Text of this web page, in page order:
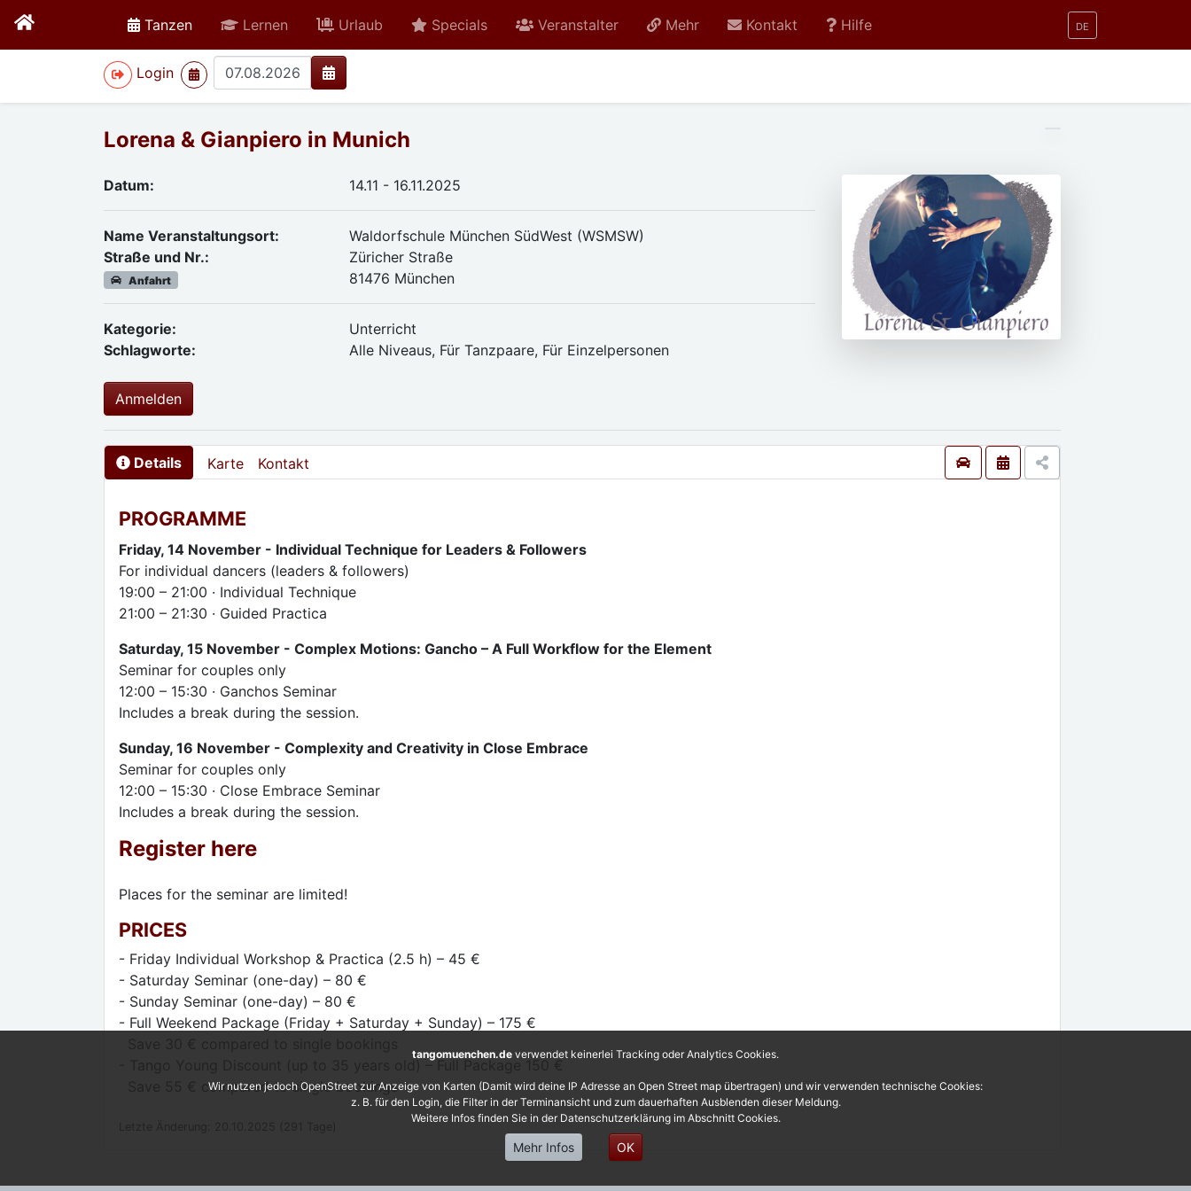
Tanzenactive Lernen Urlaub Specials Veranstalter Mehr Kontakt Hilfe DE
Login
>
Lorena & Gianpiero in Munich
Datum: 14.11 - 16.11.2025
Name Veranstaltungsort:
Waldorfschule München SüdWest (WSMSW)
Straße und Nr.:
Anfahrt
Züricher Straße
81476 München
Kategorie:
Unterricht
Schlagworte:
Alle Niveaus, Für Tanzpaare, Für Einzelpersonen
Anmelden
Details Karte Kontakt
PROGRAMME
Friday, 14 November - Individual Technique for Leaders & Followers
For individual dancers (leaders & followers)
19:00 – 21:00 · Individual Technique
21:00 – 21:30 · Guided Practica
Saturday, 15 November - Complex Motions: Gancho – A Full Workflow for the Element
Seminar for couples only
12:00 – 15:30 · Ganchos Seminar
Includes a break during the session.
Sunday, 16 November - Complexity and Creativity in Close Embrace
Seminar for couples only
12:00 – 15:30 · Close Embrace Seminar
Includes a break during the session.
Register here
Places for the seminar are limited!
PRICES
- Friday Individual Workshop & Practica (2.5 h) – 45 €
- Saturday Seminar (one-day) – 80 €
- Sunday Seminar (one-day) – 80 €
- Full Weekend Package (Friday + Saturday + Sunday) – 175 €
- Tango Young Discount (up to 35 years old) – Full Package 150 €
Save 55 € compared to single bookings
tangomuenchen.de verwendet keinerlei Tracking oder Analytics Cookies.
Wir nutzen jedoch OpenStreet zur Anzeige von Karten (Damit wird deine IP Adresse an Open Street map übertragen) und wir verwenden technische Cookies:
z. B. für den Login, die Filter in der Terminansicht und zum dauerhaften Ausblenden dieser Meldung.
Weitere Infos finden Sie in der Datenschutzerklärung im Abschnitt Cookies.
Mehr Infos OK